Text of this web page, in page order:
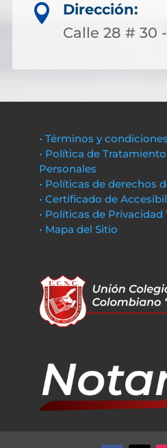

Dirección:
Calle 28 # 30
• Términos y condiciones
• Política de
Personales
• Políticas de derechos
• Certificado de
• Políticas de Privacidad
• Mapa del Sitio